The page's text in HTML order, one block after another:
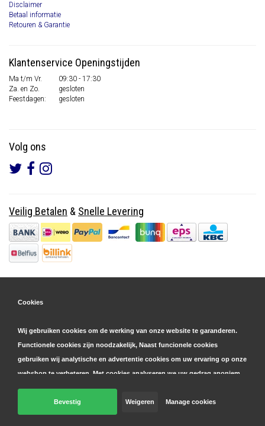
Disclaimer
Betaal informatie
Retouren & Garantie
Klantenservice Openingstijden
Ma t/m Vr.
09:30 - 17:30
Za. en Zo.
gesloten
Feestdagen:
gesloten
Volg ons
Veilig Betalen & Snelle Levering
© Copyright 2026 Parts4GSM - Design byWebdinge.nl
Cookies
Wij gebruiken cookies om de werking van onze website te garanderen.
Functionele cookies zijn noodzakelijk, Naast funcionele cookies
gebruiken wij analytische en advertentie cookies om uw ervaring op onze
webshop te verbeteren. Met cookies analyseren we uw gedrag anoniem,
zowel binnen als buiten onze website, om onze diensten te
personaliseren en advertenties te tonen. Lees hier meer over in onze
cookie- en privacyverklaring. Klik op 'bevestigen' om akkoord te gaan
Bevestig Weigeren Manage cookies